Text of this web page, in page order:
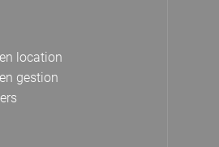
location
gestion